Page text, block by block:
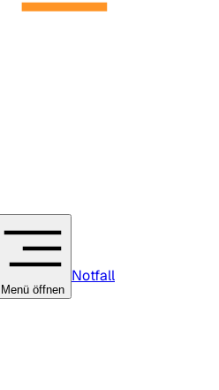
Menü öffnen
Notfall